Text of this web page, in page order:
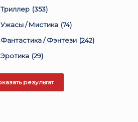
Триллер (353)
Ужасы / Мистика (74)
Фантастика / Фэнтези (242)
Эротика (29)